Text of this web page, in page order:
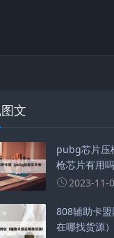
文
pubg芯片压
枪芯片有用吗
2023-11-
808辅助卡
在哪找货源）